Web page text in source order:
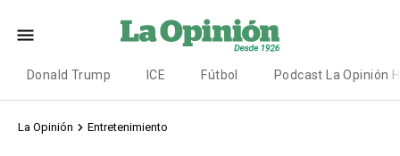
Donald Trump ICE Fútbol Podcast La Opinión
La Opinión Entretenimiento